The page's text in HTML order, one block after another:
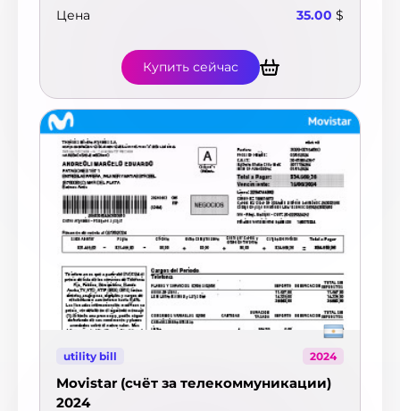
Цена 35.00 $
Купить сейчас
utility bill 2024
Movistar (счёт за телекоммуникации)
2024